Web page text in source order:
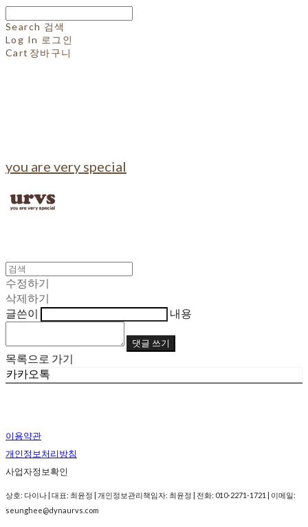
Search 검색
Log In 로그인
Cart 장바구니
you are very special
수정하기
삭제하기
글쓴이
내용
댓글 쓰기
목록으로 가기
카카오톡
이용약관
개인정보처리방침
사업자정보확인
상호: 다이나 | 대표: 최윤정 | 개인정보관리책임자: 최윤정 | 전화: 010-2271-1721 | 이메일:
seunghee@dynaurvs.com